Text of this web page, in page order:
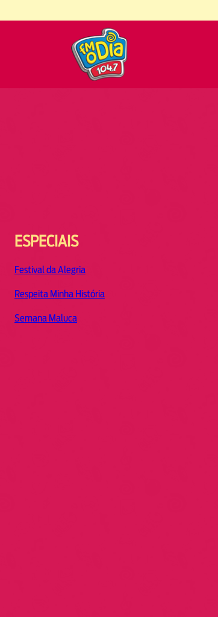
ESPECIAIS
Festival da Alegria
Respeita Minha História
Semana Maluca